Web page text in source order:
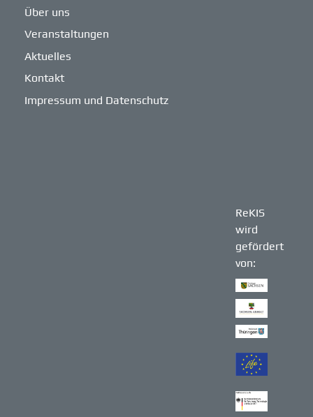
Über uns
Veranstaltungen
Aktuelles
Kontakt
Impressum und Datenschutz
ReKIS
wird
gefördert
von: